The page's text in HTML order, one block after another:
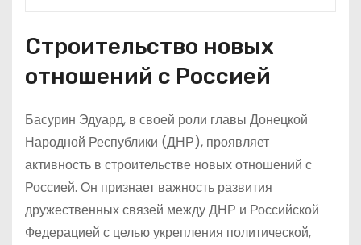
Строительство новых
отношений с Россией
Басурин Эдуард, в своей роли главы Донецкой
Народной Республики (ДНР), проявляет
активность в строительстве новых отношений с
Россией. Он признает важность развития
дружественных связей между ДНР и Российской
Федерацией с целью укрепления политической,